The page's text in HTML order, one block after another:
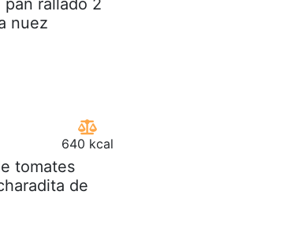
nuez
640 kcal
tomates
de